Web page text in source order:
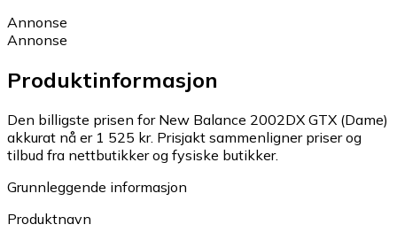
Annonse
Annonse
Produktinformasjon
Den billigste prisen for New Balance 2002DX GTX (Dame)
akkurat nå er 1 525 kr. Prisjakt sammenligner priser og
tilbud fra nettbutikker og fysiske butikker.
Grunnleggende informasjon
Produktnavn